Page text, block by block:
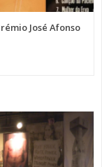
José Afonso